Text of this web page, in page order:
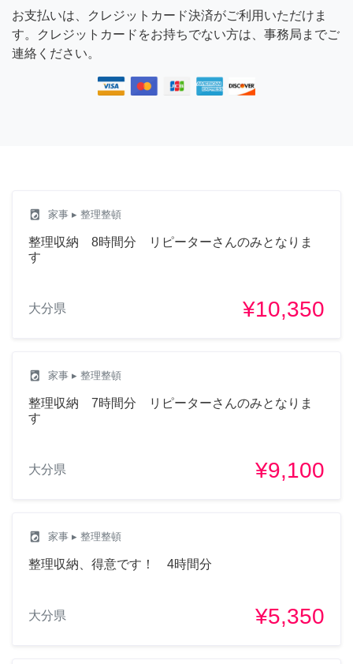
お支払いは、クレジットカード決済がご利用いただけま
す。クレジットカードをお持ちでない方は、事務局までご
連絡ください。
local_laundry_service 家事 ▸ 整理整頓
整理収納 8時間分 リピーターさんのみとなりま
す
大分県 ¥10,350
local_laundry_service 家事 ▸ 整理整頓
整理収納 7時間分 リピーターさんのみとなりま
す
大分県 ¥9,100
local_laundry_service 家事 ▸ 整理整頓
整理収納、得意です！ 4時間分
大分県 ¥5,350